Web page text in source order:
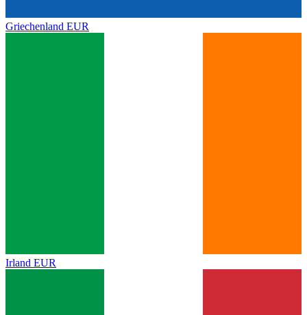
Griechenland EUR
Irland EUR